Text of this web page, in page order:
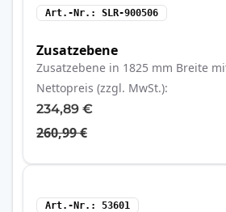
Art.-Nr. SLR-900506
Zusatzebene
Zusatzebene in 1825 mm Breite
Nettopreis (zzgl. MwSt.)
234,89 €
260,99 €
Art.-Nr. 53601